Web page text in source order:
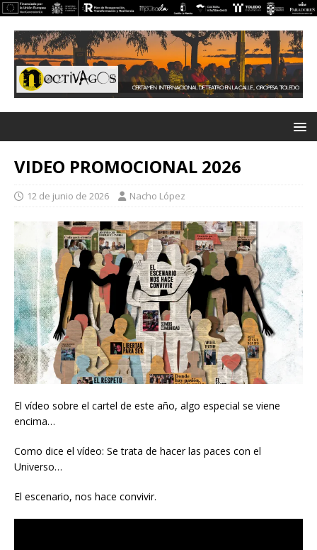
VIDEO PROMOCIONAL 2026
12 de junio de 2026 Nacho López
El vídeo sobre el cartel de este año, algo especial se viene
encima…
Como dice el vídeo: Se trata de hacer las paces con el
Universo…
El escenario, nos hace convivir.